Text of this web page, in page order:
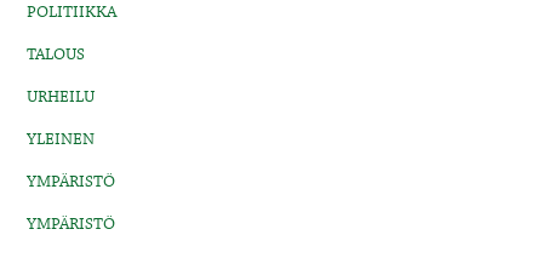
POLITIIKKA
TALOUS
URHEILU
YLEINEN
YMPÄRISTÖ
YMPÄRISTÖ